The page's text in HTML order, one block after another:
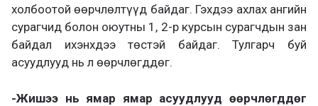
холбоотой өөрчлөлтүүд байдаг. Гэхдээ ахлах ангийн
сурагчид болон оюутны 1, 2-р курсын сурагчдын зан
байдал ихэнхдээ төстэй байдаг. Тулгарч буй
асуудлууд нь л өөрчлөгддөг.
-Жишээ нь ямар ямар асуудлууд өөрчлөгддөг